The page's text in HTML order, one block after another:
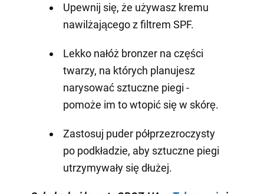
Upewnij się, że używasz kremu
nawilżającego z filtrem SPF.
Lekko nałóż bronzer na części
twarzy, na których planujesz
narysować sztuczne piegi -
pomoże im to wtopić się w skórę.
Zastosuj puder półprzezroczysty
po podkładzie, aby sztuczne piegi
utrzymywały się dłużej.